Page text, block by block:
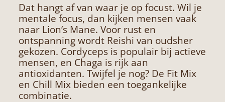
Dat hangt af van waar je op focust. Wil je
mentale focus, dan kijken mensen vaak
naar Lion’s Mane. Voor rust en
ontspanning wordt Reishi van oudsher
gekozen. Cordyceps is populair bij actieve
mensen, en Chaga is rijk aan
antioxidanten. Twijfel je nog? De Fit Mix
en Chill Mix bieden een toegankelijke
combinatie.